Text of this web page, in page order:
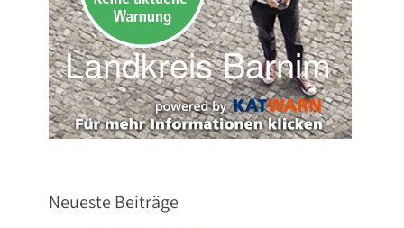
Neueste Beiträge